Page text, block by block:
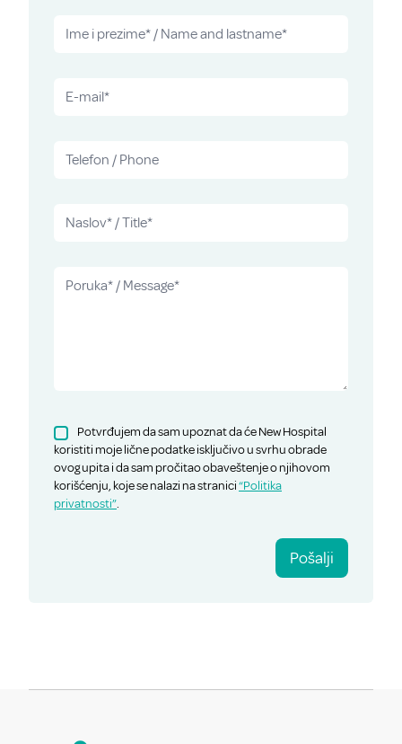
Potvrđujem da sam upoznat da će New Hospital
koristiti moje lične podatke isključivo u svrhu obrade
ovog upita i da sam pročitao obaveštenje o njihovom
korišćenju, koje se nalazi na stranici“Politika
privatnosti”.
Pošalji